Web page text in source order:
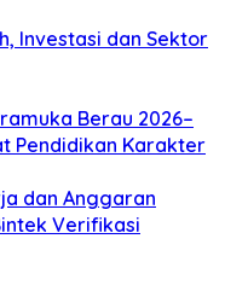
Investasi dan Sektor
Berau 2026–
Pendidikan Karakter
dan Anggaran
Verifikasi